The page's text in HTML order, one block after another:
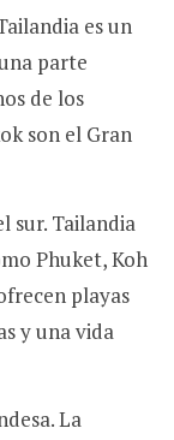
es un
parte
de los
son el Gran
sur. Tailandia
Phuket, Koh
playas
y una vida
La